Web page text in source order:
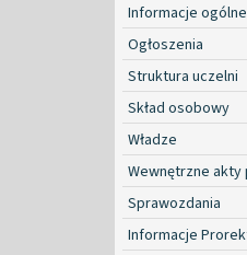
Informacje ogólne
Ogłoszenia
Struktura uczelni
Skład osobowy
Władze
Wewnętrzne akty
Sprawozdania
Informacje